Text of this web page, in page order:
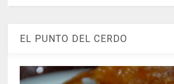
EL PUNTO DEL CERDO